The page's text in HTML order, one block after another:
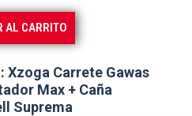
AL CARRITO
Xzoga Carrete Gawas
Max + Caña
Suprema